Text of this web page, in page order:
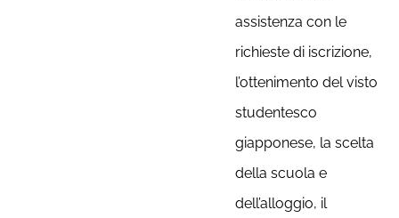
assistenza con le
richieste di iscrizione,
l’ottenimento del visto
studentesco
giapponese, la scelta
della scuola e
dell’alloggio, il